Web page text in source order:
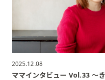
2025.12.08
ママインタビュー Vol.33 〜き